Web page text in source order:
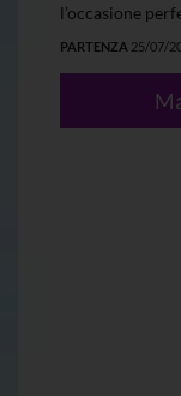
l’occasione
PARTENZA 25/07/